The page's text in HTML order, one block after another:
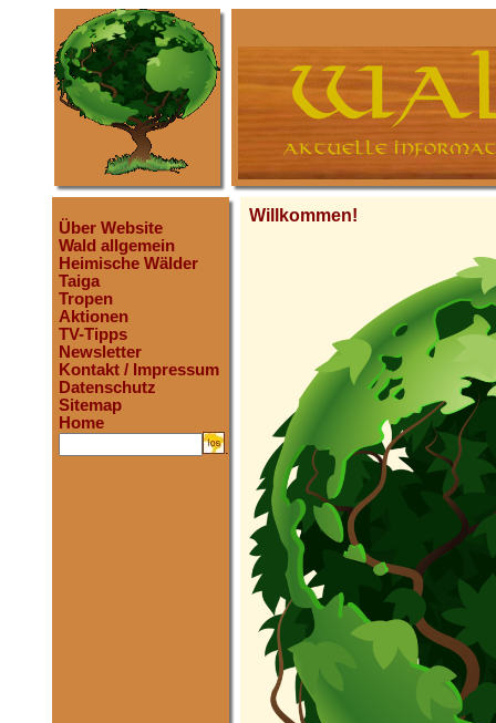
Über Website
Wald allgemein
Heimische Wälder
Taiga
Tropen
Aktionen
TV-Tipps
Newsletter
Kontakt / Impressum
Datenschutz
Sitemap
Home
.
Willkommen!